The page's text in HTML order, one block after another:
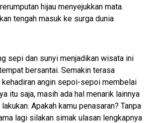
hijau menyejukkan mata.
tengah masuk ke surga dunia
sepi dan sunyi menjadikan wisata ini
bersantai. Semakin terasa
kehadiran angin sepoi-sepoi membelai
itu saja, masih ada hal menarik lainnya
Apakah kamu penasaran? Tanpa
lagi silakan simak ulasan lengkapnya